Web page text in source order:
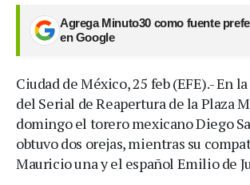
Agrega Minuto30 como fuente
en Google
Ciudad de México, 25 feb (EFE).- En
del Serial de Reapertura de la Plaza
domingo el torero mexicano Diego
obtuvo dos orejas, mientras su
Mauricio una y el español Emilio de